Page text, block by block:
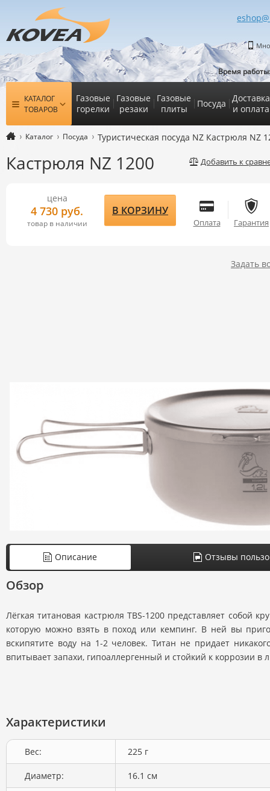
Время
КАТАЛОГ
ТОВАРОВ
Газовые
горелки
Газовые
резаки
Газовые
плиты
Посуда Доставка
и оплата
Каталог Посуда Туристическая посуда NZ Кастрюля NZ
Добавить к
Кастрюля NZ 1200
цена
4 730 руб.
товар в наличии
В КОРЗИНУ
Оплата Гарантия
Задать
Описание Отзывы
Обзор
Лёгкая титановая кастрюля TBS-1200 представляет собой
которую можно взять в поход или кемпинг. В ней вы
вскипятите воду на 1-2 человек. Титан не придает
впитывает запахи, гипоаллергенный и стойкий к коррозии в
Характеристики
Вес: 225 г
Диаметр: 16.1 см